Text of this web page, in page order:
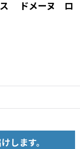
ス ドメーヌ ロ
します。